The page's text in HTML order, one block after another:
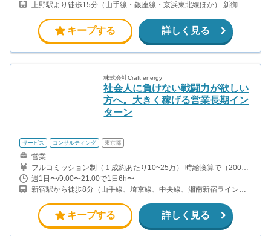
上野駅より徒歩15分（山手線・銀座線・京浜東北線ほか） 新御徒
徒歩15分(山手線・京浜東北線) 浅草橋駅より徒歩15分（総武線・浅
草線）
キープする 詳しく見る
株式会社Craft energy
社会人に負けない戦闘力が欲しい
方へ。大きく稼げる営業長期イン
ターン
サービス コンサルティング 東京都
営業
フルコミッション制（１成約あたり10~25万） 時給換算で（2000
円〜2500円）程度が目安となります。 月100万を稼ぐ学生多数在籍
しています。 ■収入例 〇入社1か月目（九州大学2年生） 役職：ア
ポインター 月間1契約×10万円＝10万円 ＋交通費 〇入社3か月目
（福岡大学2年生） 役職：アポインター 月間2契約×13万円＝26万
円 ＋交通費 〇入社6か月目（西南大学3年生） 役職：アポインター
月間5契約×15万円＝75万円 ＋交通費 〇入社15か月目（長崎大学3
年生） 役職：クローザー 月間3契約×25万=75万円 ＋交通費
週1日〜/9:00〜21:00で1日6h〜
新宿駅から徒歩8分（山手線、埼京線、中央線、湘南新宿ライン、
キープする 詳しく見る